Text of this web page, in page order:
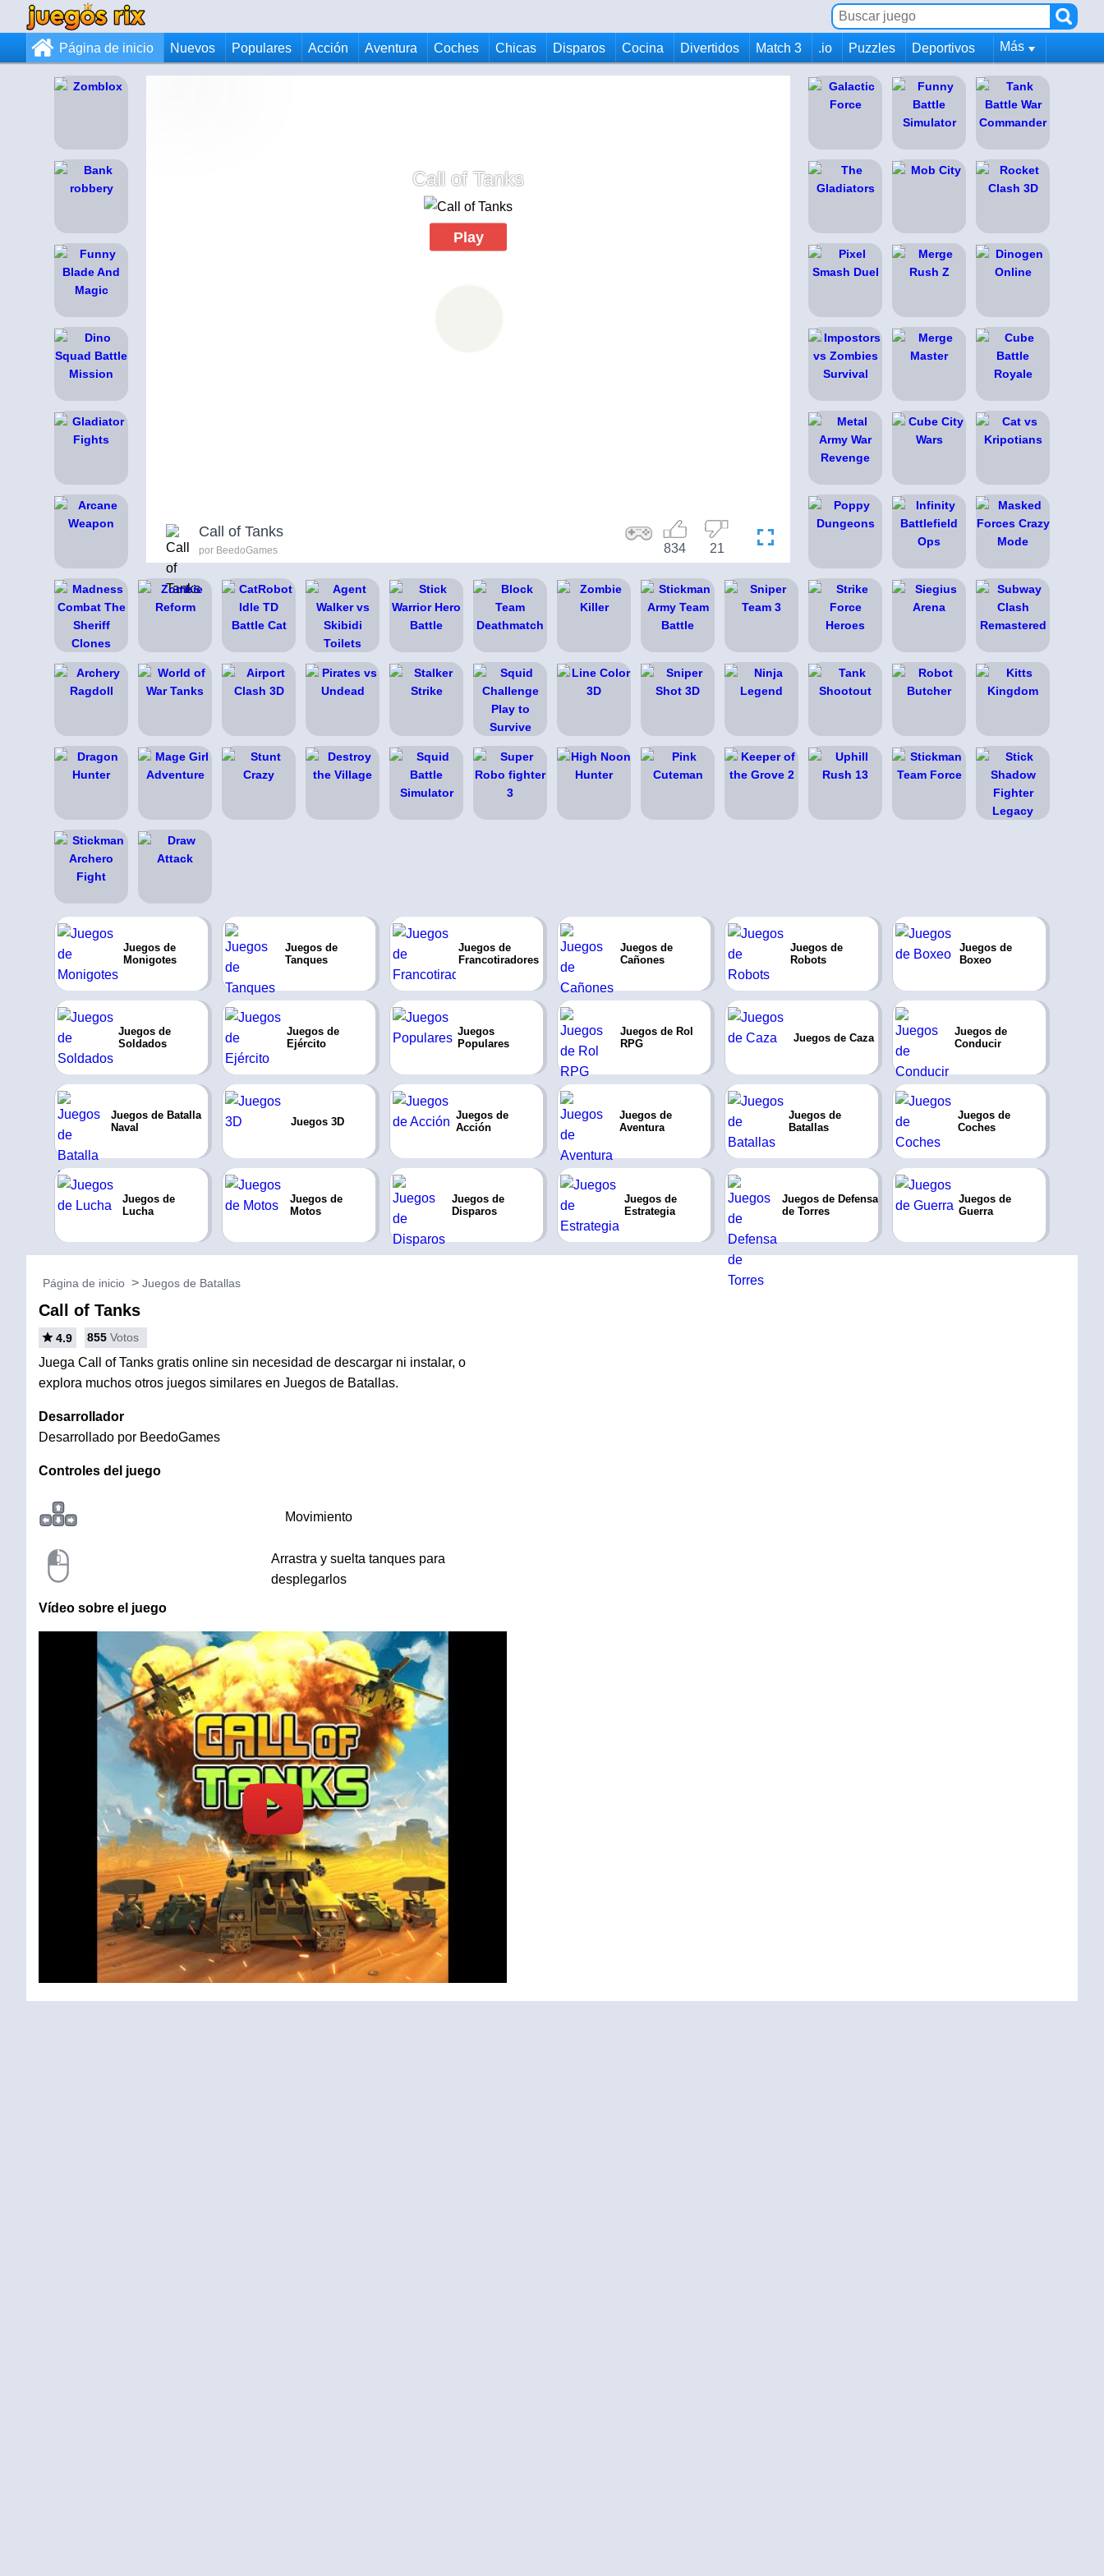
Página de inicio Nuevos Populares Acción Aventura Coches Chicas Disparos Cocina Divertidos Match 3 .io Puzzles Deportivos Más
Call of Tanks
Play
Call of Tanks
por BeedoGames 21
834
Juegos de
Monigotes
Juegos de
Tanques
Juegos de
Francotiradores
Juegos de
Cañones
Juegos de
Robots
Juegos de
Boxeo
Juegos de
Soldados
Juegos de
Ejército
Juegos
Populares
Juegos de Rol
RPG
Juegos de Caza
Juegos de
Conducir
Juegos de Batalla
Naval
Juegos 3D
Juegos de
Acción
Juegos de
Aventura
Juegos de
Batallas
Juegos de
Coches
Juegos de
Lucha
Juegos de
Motos
Juegos de
Disparos
Juegos de
Estrategia
Juegos de Defensa
de Torres
Juegos de
Guerra
Página de inicio Juegos de Batallas
Call of Tanks
4.9 855 Votos
Juega Call of Tanks gratis online sin necesidad de descargar ni instalar, o
explora muchos otros juegos similares en Juegos de Batallas.
Desarrollador
Desarrollado por BeedoGames
Controles del juego
Movimiento
Arrastra y suelta tanques para
desplegarlos
Vídeo sobre el juego